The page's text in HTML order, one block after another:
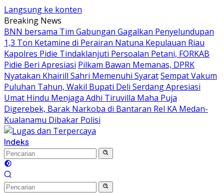
Langsung ke konten
Breaking News
BNN bersama Tim Gabungan Gagalkan Penyelundupan
1,3 Ton Ketamine di Perairan Natuna Kepulauan Riau
Kapolres Pidie Tindaklanjuti Persoalan Petani, FORKAB
Pidie Beri Apresiasi Pilkam Bawan Memanas, DPRK
Nyatakan Khairill Sahri Memenuhi SyaratSempat Vakum
Puluhan Tahun, Wakil Bupati Deli Serdang Apresiasi
Umat Hindu Menjaga Adhi Tiruvilla Maha Puja
Digerebek, Barak Narkoba di Bantaran Rel KA Medan-
Kualanamu Dibakar Polisi
Indeks